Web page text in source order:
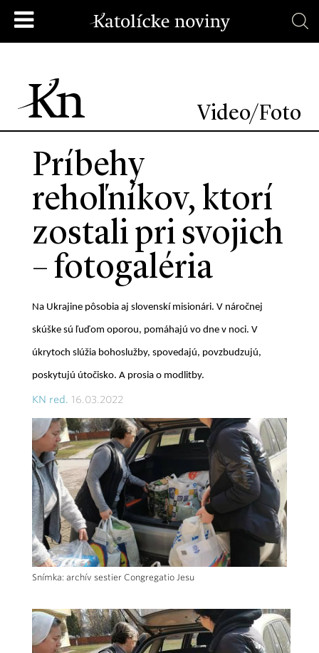
Video/Foto
Príbehy
rehoľníkov, ktorí
zostali pri svojich
– fotogaléria
Na Ukrajine pôsobia aj slovenskí misionári. V náročnej
skúške sú ľuďom oporou, pomáhajú vo dne v noci. V
úkrytoch slúžia bohoslužby, spovedajú, povzbudzujú,
poskytujú útočisko. A prosia o modlitby.
KN red. 16.03.2022
Snímka: archív sestier Congregatio Jesu